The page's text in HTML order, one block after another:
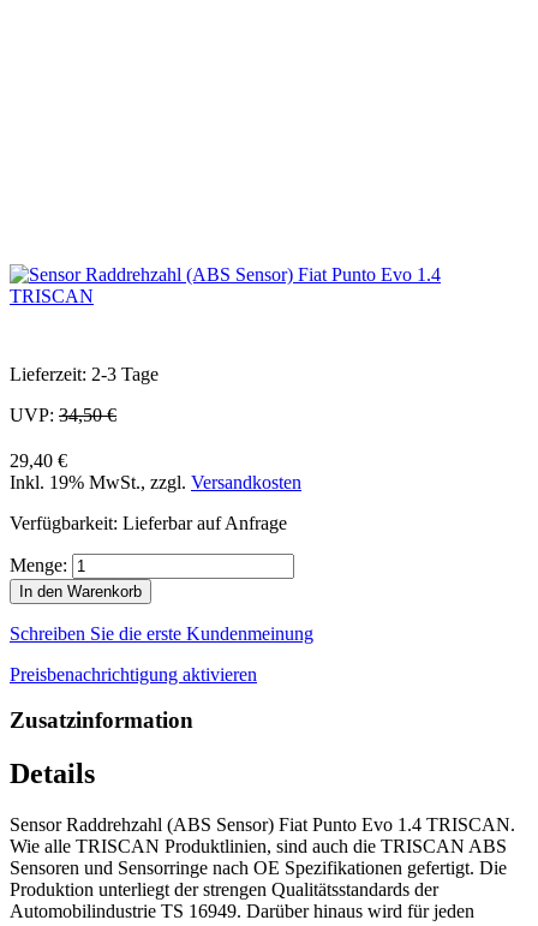
Lieferzeit: 2-3 Tage
UVP: 34,50 €
29,40 €
Inkl. 19% MwSt., zzgl. Versandkosten
Verfügbarkeit: Lieferbar auf Anfrage
Menge:
In den Warenkorb
Schreiben Sie die erste Kundenmeinung
Preisbenachrichtigung aktivieren
Zusatzinformation
Details
Sensor Raddrehzahl (ABS Sensor) Fiat Punto Evo 1.4 TRISCAN.
Wie alle TRISCAN Produktlinien, sind auch die TRISCAN ABS
Sensoren und Sensorringe nach OE Spezifikationen gefertigt. Die
Produktion unterliegt der strengen Qualitätsstandards der
Automobilindustrie TS 16949. Darüber hinaus wird für jeden